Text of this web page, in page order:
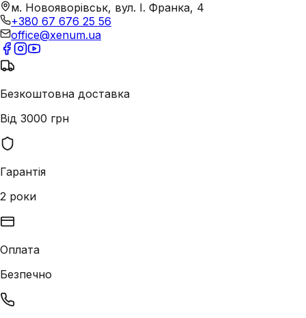
м. Новояворівськ, вул. І. Франка, 4
+380 67 676 25 56
office@xenum.ua
Безкоштовна доставка
Від 3000 грн
Гарантія
2 роки
Оплата
Безпечно